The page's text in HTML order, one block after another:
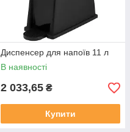
Диспенсер для напоїв 11 л
В наявності
2 033,65 ₴
Купити